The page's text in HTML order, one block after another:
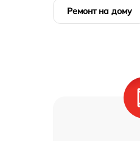
Ремонт на дому